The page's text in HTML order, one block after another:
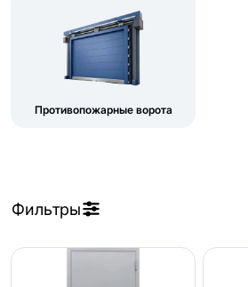
Противопожарные ворота
Фильтры